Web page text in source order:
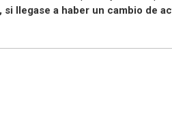
llegase a haber un cambio de